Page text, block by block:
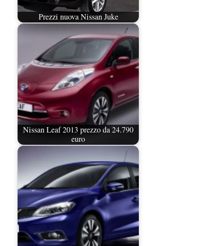
Prezzi nuova Nissan Juke
Nissan Leaf 2013 prezzo da 24.790
euro